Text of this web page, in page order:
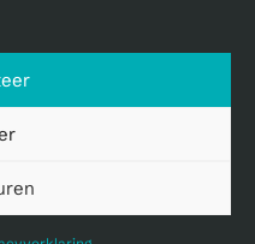
|Cookie policy